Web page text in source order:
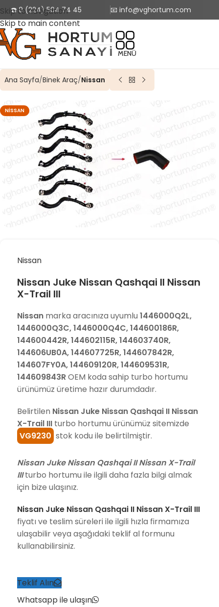
Skip to navigation
Skip to main content
☎️ 0 (224) 504 74 45 📧 info@vghortum.com
MENÜ
Ana Sayfa Binek Araç Nissan
NISSAN
Nissan
Nissan Juke Nissan Qashqai II Nissan
X-Trail III
Nissan marka aracınıza uyumlu 1446000Q2L,
1446000Q3C, 1446000Q4C, 144600186R,
144600442R, 144602115R, 144603740R,
144606UB0A, 144607725R, 144607842R,
144607FY0A, 144609120R, 144609531R,
144609843ROEM koda sahip turbo hortumu
ürünümüz üretime hazır durumdadır.
Belirtilen Nissan Juke Nissan Qashqai II Nissan
X-Trail III turbo hortumu ürünümüz sitemizde
VG9230 stok kodu ile belirtilmiştir.
Nissan Juke Nissan Qashqai II Nissan X-Trail
IIIturbo hortumu ile ilgili daha fazla bilgi almak
için bize ulaşınız.
Nissan Juke Nissan Qashqai II Nissan X-Trail III
fiyatı ve teslim süreleri ile ilgili hızla firmamıza
ulaşabilir veya aşağıdaki teklif al formunu
kullanabilirsiniz.
Teklif Alın
Whatsapp ile ulaşın